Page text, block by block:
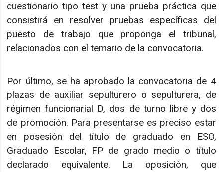
cuestionario tipo test y una prueba práctica que
consistirá en resolver pruebas específicas del
puesto de trabajo que proponga el tribunal,
relacionados con el temario de la convocatoria.
Por último, se ha aprobado la convocatoria de 4
plazas de auxiliar sepulturero o sepulturera, de
régimen funcionarial D, dos de turno libre y dos
de promoción. Para presentarse es preciso estar
en posesión del título de graduado en ESO,
Graduado Escolar, FP de grado medio o título
declarado equivalente. La oposición, que